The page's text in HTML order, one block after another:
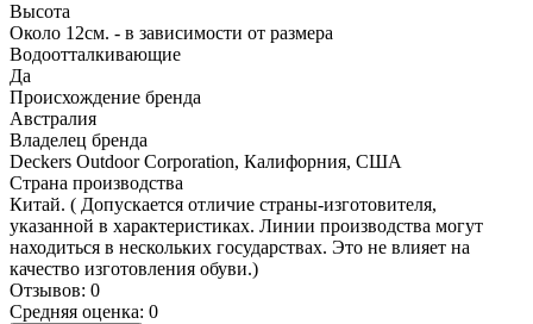
Высота
Около 12см. - в зависимости от размера
Водоотталкивающие
Да
Происхождение бренда
Австралия
Владелец бренда
Deckers Outdoor Corporation, Калифорния, США
Страна производства
Китай. ( Допускается отличие страны-изготовителя,
указанной в характеристиках. Линии производства могут
находиться в нескольких государствах. Это не влияет на
качество изготовления обуви.)
Отзывов: 0
Средняя оценка: 0